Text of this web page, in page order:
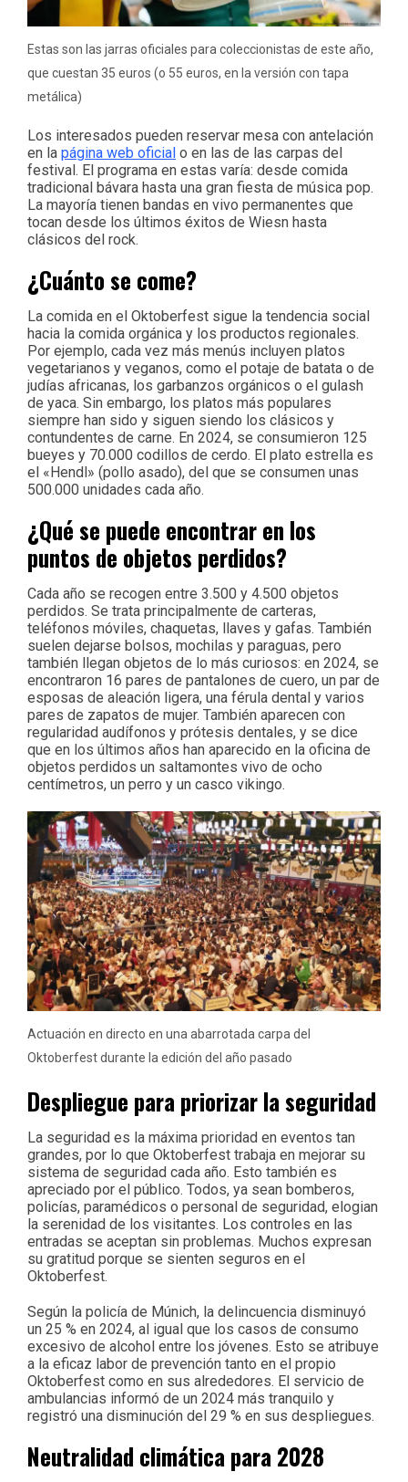
Estas son las jarras oficiales para coleccionistas de este año,
que cuestan 35 euros (o 55 euros, en la versión con tapa
metálica)
Los interesados ​​pueden reservar mesa con antelación
en la página web oficial o en las de las carpas del
festival. El programa en estas varía: desde comida
tradicional bávara hasta una gran fiesta de música pop.
La mayoría tienen bandas en vivo permanentes que
tocan desde los últimos éxitos de Wiesn hasta
clásicos del rock.
¿Cuánto se come?
La comida en el Oktoberfest sigue la tendencia social
hacia la comida orgánica y los productos regionales.
Por ejemplo, cada vez más menús incluyen platos
vegetarianos y veganos, como el potaje de batata o de
judías africanas, los garbanzos orgánicos o el gulash
de yaca. Sin embargo, los platos más populares
siempre han sido y siguen siendo los clásicos y
contundentes de carne. En 2024, se consumieron 125
bueyes y 70.000 codillos de cerdo. El plato estrella es
el «Hendl» (pollo asado), del que se consumen unas
500.000 unidades cada año.
¿Qué se puede encontrar en los
puntos de objetos perdidos?
Cada año se recogen entre 3.500 y 4.500 objetos
perdidos. Se trata principalmente de carteras,
teléfonos móviles, chaquetas, llaves y gafas. También
suelen dejarse bolsos, mochilas y paraguas, pero
también llegan objetos de lo más curiosos: en 2024, se
encontraron 16 pares de pantalones de cuero, un par de
esposas de aleación ligera, una férula dental y varios
pares de zapatos de mujer. También aparecen con
regularidad audífonos y prótesis dentales, y se dice
que en los últimos años han aparecido en la oficina de
objetos perdidos un saltamontes vivo de ocho
centímetros, un perro y un casco vikingo.
Actuación en directo en una abarrotada carpa del
Oktoberfest durante la edición del año pasado
Despliegue para priorizar la seguridad
La seguridad es la máxima prioridad en eventos tan
grandes, por lo que Oktoberfest trabaja en mejorar su
sistema de seguridad cada año. Esto también es
apreciado por el público. Todos, ya sean bomberos,
policías, paramédicos o personal de seguridad, elogian
la serenidad de los visitantes. Los controles en las
entradas se aceptan sin problemas. Muchos expresan
su gratitud porque se sienten seguros en el
Oktoberfest.
Según la policía de Múnich, la delincuencia disminuyó
un 25 % en 2024, al igual que los casos de consumo
excesivo de alcohol entre los jóvenes. Esto se atribuye
a la eficaz labor de prevención tanto en el propio
Oktoberfest como en sus alrededores. El servicio de
ambulancias informó de un 2024 más tranquilo y
registró una disminución del 29 % en sus despliegues.
Neutralidad climática para 2028